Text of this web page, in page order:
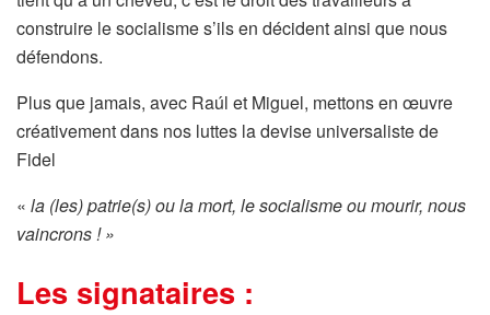
construire le socialisme s’ils en décident ainsi que nous
défendons.
Plus que jamais, avec Raúl et Miguel, mettons en œuvre
créativement dans nos luttes la devise universaliste de
Fidel
« la (les) patrie(s) ou la mort, le socialisme ou mourir, nous
vaincrons ! »
Les signataires :